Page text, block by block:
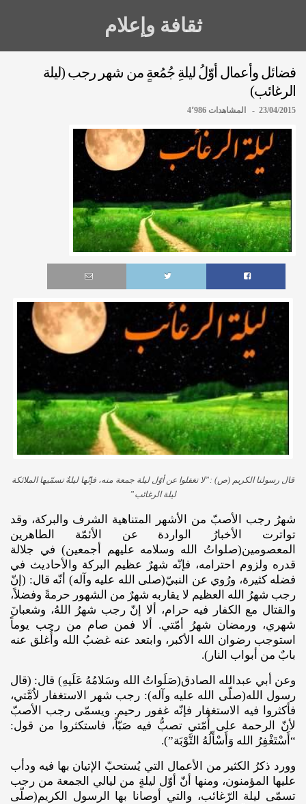
ثقافة وإعلام
فضائل وأعمال أوّلُ ليلةِ جُمُعةٍ من شهر رجب (ليلة
الرغائب)
23/04/2015 - المشاهدات 4٬986
قال رسولنا الكريم (ص) :”لا تغفلوا عن أوّل ليلة جمعة منه، فإنّها ليلةٌ تسمّيها الملائكة
ليلة الرغائب”
شهرُ رجب الأصبّ من الأشهر المتناهية الشرف والبركة، وقد
تواترت الأخبارُ الواردة عن الأئمّة الطاهرين
المعصومين(صلواتُ الله وسلامه عليهم أجمعين) في جلالة
قدره ولزوم احترامه، فإنّه شهرٌ عظيم البركة والأحاديث في
فضله كثيرة، ورُوي عن النبيّ(صلى الله عليه وآله) أنّه قال: (إنّ
رجب شهرُ الله العظيم لا يقاربه شهرٌ من الشهور حرمةً وفضلاً،
والقتال مع الكفار فيه حرام، ألا إنّ رجب شهرُ اللهُ، وشعبانَ
شهري، ورمضان شهرُ أمّتي. ألا فمن صام من رجب يوماً
استوجب رضوان الله الأكبر، وابتعد عنه غضبُ الله وأُغلق عنه
بابٌ من أبواب النار).
وعن أبي عبدالله الصادق(صَلَواتُ الله وسَلامُهُ عَلَيهِ) قال: (قال
رسول الله(صلّى الله عليه وآله): رجب شهر الاستغفار لاُمَّتي،
فأكثروا فيه الاستغفار فإنّه غفور رحيم. ويسمّى رجب الأصبّ
لأنّ الرحمة على أُمّتي تصبُّ فيه صَبّاً، فاستكثروا من قول:
“أَسْتَغْفِرُ الله وَأَسْأَلُهُ التَّوْبَة”).
وورد ذكرُ الكثير من الأعمال التي يُستحبّ الإتيان بها فيه ودأب
عليها المؤمنون، ومنها أنّ أوّل ليلةٍ من ليالي الجمعة من رجب
تسمّى ليلة الرّغائب، والتي أوصانا بها الرسول الكريم(صلّى